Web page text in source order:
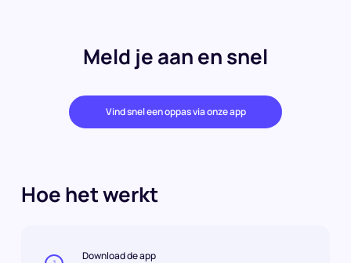
Meld je aan en snel
Vind snel een oppas via onze app
Hoe het werkt
Download de app